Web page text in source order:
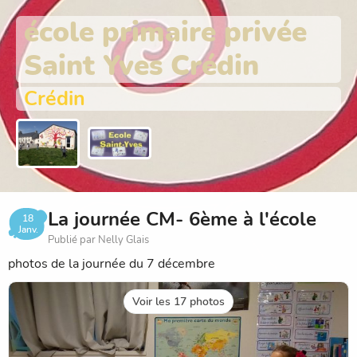
école primaire privée
Saint Yves Crédin
Crédin
18
Janv.
La journée CM- 6ème à l'école
Publié par Nelly Glais
photos de la journée du 7 décembre
Voir les 17 photos